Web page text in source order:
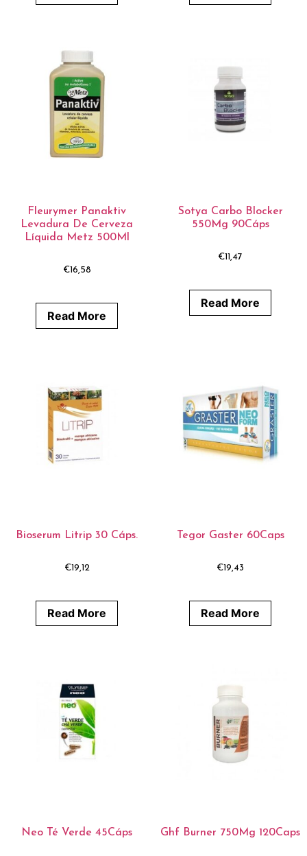
Fleurymer Panaktiv
Levadura De Cerveza
Líquida Metz 500Ml
€16,58
Read More
Sotya Carbo Blocker
550Mg 90Cáps
€11,47
Read More
Bioserum Litrip 30 Cáps.
€19,12
Read More
Tegor Gaster 60Caps
€19,43
Read More
Neo Té Verde 45Cáps Ghf Burner 750Mg 120Caps